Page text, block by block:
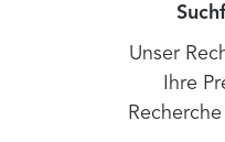
Unser
Ihre